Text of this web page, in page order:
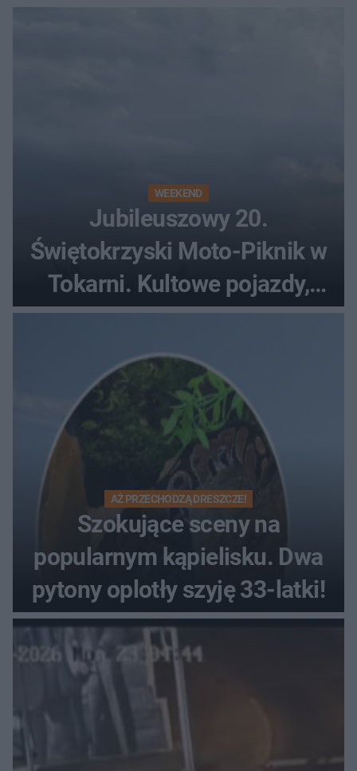
WEEKEND
Jubileuszowy 20.
Świętokrzyski Moto-Piknik w
Tokarni. Kultowe pojazdy,
pokazy i muzyczna scena w
Muzeum Wsi Kieleckiej
AŻ PRZECHODZĄ DRESZCZE!
Szokujące sceny na
popularnym kąpielisku. Dwa
pytony oplotły szyję 33-latki!